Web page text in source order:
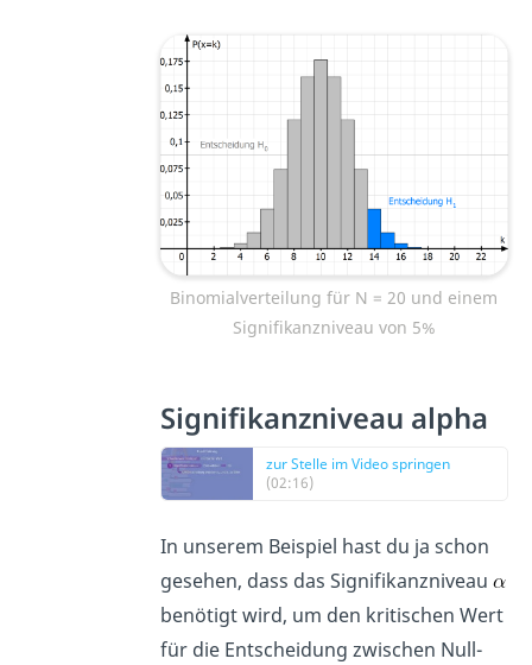
Binomialverteilung für N = 20 und einem
Signifikanzniveau von 5%
Signifikanzniveau alpha
zur Stelle im Video springen
(02:16)
In unserem Beispiel hast du ja schon
gesehen, dass das Signifikanzniveau
benötigt wird, um den kritischen Wert
für die Entscheidung zwischen Null-